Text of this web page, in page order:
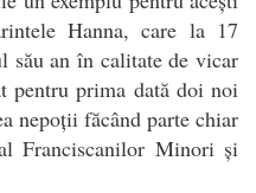
Hanna, care la 17
său an în calitate de vicar
pentru prima dată doi noi
nepoții făcând parte chiar
Franciscanilor Minori și